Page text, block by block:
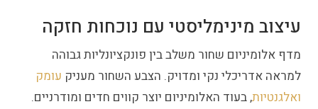
עיצוב מינימליסטי עם נוכחות חזקה
מדף אלומיניום שחור משלב בין פונקציונליות גבוהה
למראה אדריכלי נקי ומדויק. הצבע השחור מעניק עומק
ואלגנטיות, בעוד האלומיניום יוצר קווים חדים ומודרניים.